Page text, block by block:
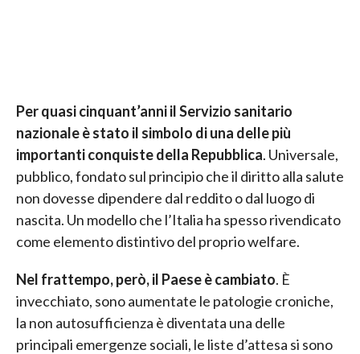
Per quasi cinquant’anni il Servizio sanitario
nazionale è stato il simbolo di una delle più
importanti conquiste della Repubblica. Universale,
pubblico, fondato sul principio che il diritto alla salute
non dovesse dipendere dal reddito o dal luogo di
nascita. Un modello che l’Italia ha spesso rivendicato
come elemento distintivo del proprio welfare.
Nel frattempo, però, il Paese è cambiato. È
invecchiato, sono aumentate le patologie croniche,
la non autosufficienza è diventata una delle
principali emergenze sociali, le liste d’attesa si sono